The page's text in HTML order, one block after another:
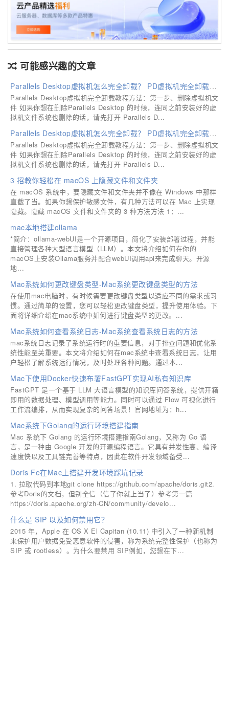
可能感兴趣的文章
Parallels Desktop虚拟机怎么完全卸载？ PD虚拟机完全卸载方法
Parallels Desktop虚拟机完全卸载教程方法：第一步、删除虚拟机文
件 如果你想在删除Parallels Desktop 的时候，连同之前安装好的虚
拟机文件系统也删除的话，请先打开 Parallels D...
Parallels Desktop虚拟机怎么完全卸载？ PD虚拟机完全卸载方法
Parallels Desktop虚拟机完全卸载教程方法：第一步、删除虚拟机文
件 如果你想在删除Parallels Desktop 的时候，连同之前安装好的虚
拟机文件系统也删除的话，请先打开 Parallels D...
3 招教你轻松在 macOS 上隐藏文件和文件夹
在 macOS 系统中，要隐藏文件和文件夹并不像在 Windows 中那样
直截了当。如果你想保护敏感文件，有几种方法可以在 Mac 上实现
隐藏。隐藏 macOS 文件和文件夹的 3 种方法方法 1：...
mac本地搭建ollama
*简介：ollama-webUI是一个开源项目，简化了安装部署过程，并能
直接管理各种大型语言模型（LLM）。本文将介绍如何在你的
macOS上安装Ollama服务并配合webUI调用api来完成聊天。开源
地...
Mac系统如何更改键盘类型-Mac系统更改键盘类型的方法
在使用mac电脑时，有时候需要更改键盘类型以适应不同的需求或习
惯。通过简单的设置，您可以轻松更改键盘类型，提升使用体验。下
面将详细介绍在mac系统中如何进行键盘类型的更改。...
Mac系统如何查看系统日志-Mac系统查看系统日志的方法
mac系统日志记录了系统运行时的重要信息，对于排查问题和优化系
统性能至关重要。本文将介绍如何在mac系统中查看系统日志，让用
户轻松了解系统运行情况，及时处理各种问题。通过本...
Mac下使用Docker快速布署FastGPT实现AI私有知识库
FastGPT 是一个基于 LLM 大语言模型的知识库问答系统，提供开箱
即用的数据处理、模型调用等能力。同时可以通过 Flow 可视化进行
工作流编排，从而实现复杂的问答场景！官网地址为：h...
Mac系统下Golang的运行环境搭建指南
Mac 系统下 Golang 的运行环境搭建指南Golang，又称为 Go 语
言，是一种由 Google 开发的开源编程语言。它具有并发性高、编译
速度快以及工具链完善等特点，因此在软件开发领域备受...
Doris Fe在Mac上搭建开发环境踩坑记录
1. 拉取代码到本地git clone https://github.com/apache/doris.git2.
参考Doris的文档，但别全信（信了你就上当了）参考第一篇
https://doris.apache.org/zh-CN/community/develo...
什么是 SIP 以及如何禁用它？
2015 年，Apple 在 OS X El Capitan (10.11) 中引入了一种新机制
来保护用户数据免受恶意软件的侵害，称为系统完整性保护（也称为
SIP 或 rootless）。为什么要禁用 SIP例如，您想在下...